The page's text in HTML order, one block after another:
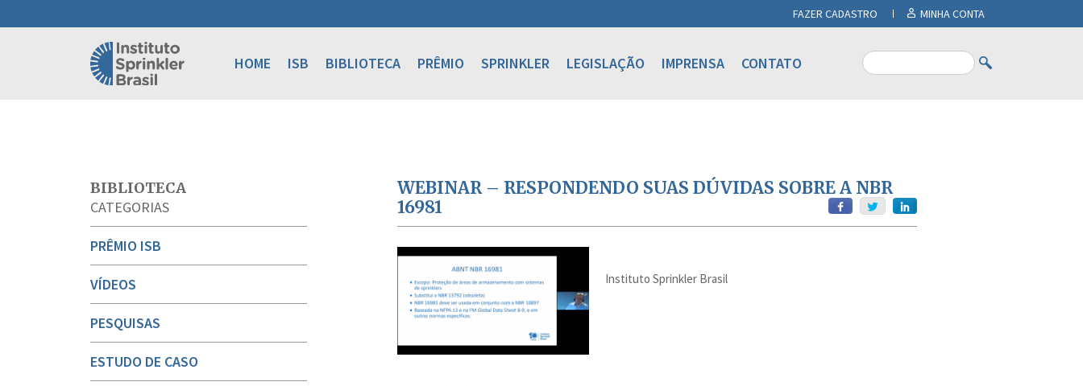
FAZER CADASTRO MINHA CONTA
HOME ISB BIBLIOTECA PRÊMIO SPRINKLER LEGISLAÇÃO IMPRENSA CONTATO
BIBLIOTECA
CATEGORIAS
PRÊMIO ISB
VÍDEOS
PESQUISAS
ESTUDO DE CASO
WEBINAR – RESPONDENDO SUAS DÚVIDAS SOBRE A NBR
16981
Instituto Sprinkler Brasil